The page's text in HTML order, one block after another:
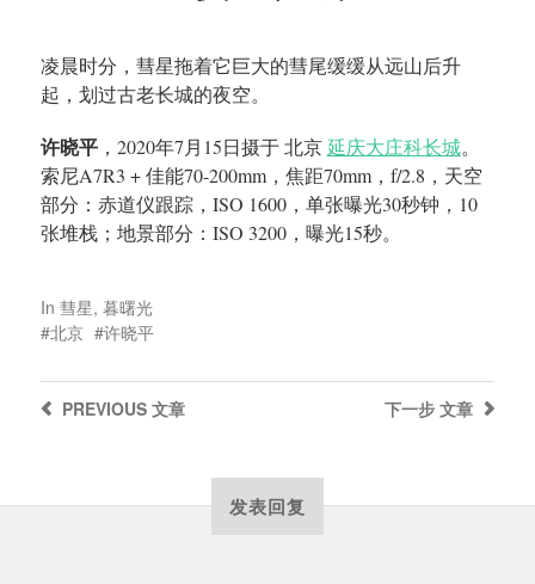
凌晨时分，彗星拖着它巨大的彗尾缓缓从远山后升
起，划过古老长城的夜空。
许晓平，2020年7月15日摄于 北京延庆大庄科长城。
索尼A7R3 + 佳能70-200mm，焦距70mm，f/2.8，天空
部分：赤道仪跟踪，ISO 1600，单张曝光30秒钟，10
张堆栈；地景部分：ISO 3200，曝光15秒。
In 彗星, 暮曙光
北京
许晓平
下一步 文章
PREVIOUS文章
发表回复